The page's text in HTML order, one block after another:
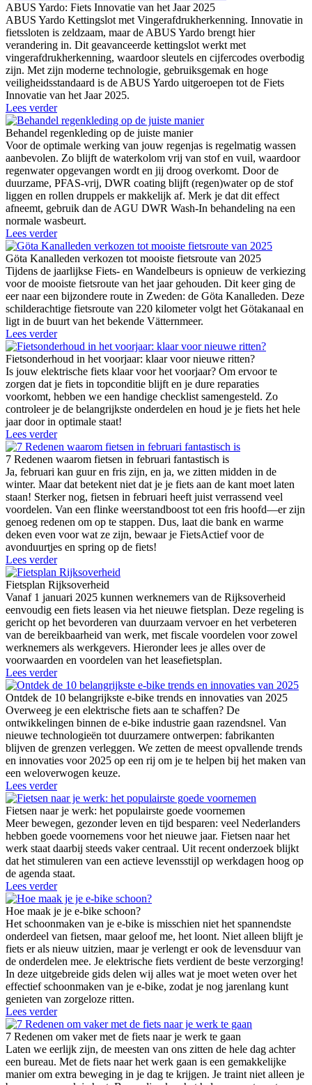
ABUS Yardo: Fiets Innovatie van het Jaar 2025
ABUS Yardo Kettingslot met Vingerafdrukherkenning. Innovatie in
fietssloten is zeldzaam, maar de ABUS Yardo brengt hier
verandering in. Dit geavanceerde kettingslot werkt met
vingerafdrukherkenning, waardoor sleutels en cijfercodes overbodig
zijn. Met zijn moderne technologie, gebruiksgemak en hoge
veiligheidsstandaard is de ABUS Yardo uitgeroepen tot de Fiets
Innovatie van het Jaar 2025.
Lees verder
Behandel regenkleding op de juiste manier
Voor de optimale werking van jouw regenjas is regelmatig wassen
aanbevolen. Zo blijft de waterkolom vrij van stof en vuil, waardoor
regenwater opgevangen wordt en jij droog overkomt. Door de
duurzame, PFAS-vrij, DWR coating blijft (regen)water op de stof
liggen en rollen druppels er makkelijk af. Merk je dat dit effect
afneemt, gebruik dan de AGU DWR Wash-In behandeling na een
normale wasbeurt.
Lees verder
Göta Kanalleden verkozen tot mooiste fietsroute van 2025
Tijdens de jaarlijkse Fiets- en Wandelbeurs is opnieuw de verkiezing
voor de mooiste fietsroute van het jaar gehouden. Dit keer ging de
eer naar een bijzondere route in Zweden: de Göta Kanalleden. Deze
schilderachtige fietsroute van 220 kilometer volgt het Götakanaal en
ligt in de buurt van het bekende Vätternmeer.
Lees verder
Fietsonderhoud in het voorjaar: klaar voor nieuwe ritten?
Is jouw elektrische fiets klaar voor het voorjaar? Om ervoor te
zorgen dat je fiets in topconditie blijft en je dure reparaties
voorkomt, hebben we een handige checklist samengesteld. Zo
controleer je de belangrijkste onderdelen en houd je je fiets het hele
jaar door in optimale staat!
Lees verder
7 Redenen waarom fietsen in februari fantastisch is
Ja, februari kan guur en fris zijn, en ja, we zitten midden in de
winter. Maar dat betekent niet dat je je fiets aan de kant moet laten
staan! Sterker nog, fietsen in februari heeft juist verrassend veel
voordelen. Van een flinke weerstandboost tot een fris hoofd—er zijn
genoeg redenen om op te stappen. Dus, laat die bank en warme
deken even voor wat ze zijn, bewaar je FietsActief voor de
avonduurtjes en spring op de fiets!
Lees verder
Fietsplan Rijksoverheid
Vanaf 1 januari 2025 kunnen werknemers van de Rijksoverheid
eenvoudig een fiets leasen via het nieuwe fietsplan. Deze regeling is
gericht op het bevorderen van duurzaam vervoer en het verbeteren
van de bereikbaarheid van werk, met fiscale voordelen voor zowel
werknemers als werkgevers. Hieronder lees je alles over de
voorwaarden en voordelen van het leasefietsplan.
Lees verder
Ontdek de 10 belangrijkste e-bike trends en innovaties van 2025
Overweeg je een elektrische fiets aan te schaffen? De
ontwikkelingen binnen de e-bike industrie gaan razendsnel. Van
nieuwe technologieën tot duurzamere ontwerpen: fabrikanten
blijven de grenzen verleggen. We zetten de meest opvallende trends
en innovaties voor 2025 op een rij om je te helpen bij het maken van
een weloverwogen keuze.
Lees verder
Fietsen naar je werk: het populairste goede voornemen
Meer bewegen, gezonder leven en tijd besparen: veel Nederlanders
hebben goede voornemens voor het nieuwe jaar. Fietsen naar het
werk staat daarbij steeds vaker centraal. Uit recent onderzoek blijkt
dat het stimuleren van een actieve levensstijl op werkdagen hoog op
de agenda staat.
Lees verder
Hoe maak je je e-bike schoon?
Het schoonmaken van je e-bike is misschien niet het spannendste
onderdeel van fietsen, maar geloof me, het loont. Niet alleen blijft je
fiets er als nieuw uitzien, maar je verlengt er ook de levensduur van
de onderdelen mee. Je elektrische fiets verdient de beste verzorging!
In deze uitgebreide gids delen wij alles wat je moet weten over het
effectief schoonmaken van je e-bike, zodat je nog jarenlang kunt
genieten van zorgeloze ritten.
Lees verder
7 Redenen om vaker met de fiets naar je werk te gaan
Laten we eerlijk zijn, de meesten van ons zitten de hele dag achter
een bureau. Met de fiets naar het werk gaan is een gemakkelijke
manier om extra beweging in je dag te krijgen. Je traint niet alleen je